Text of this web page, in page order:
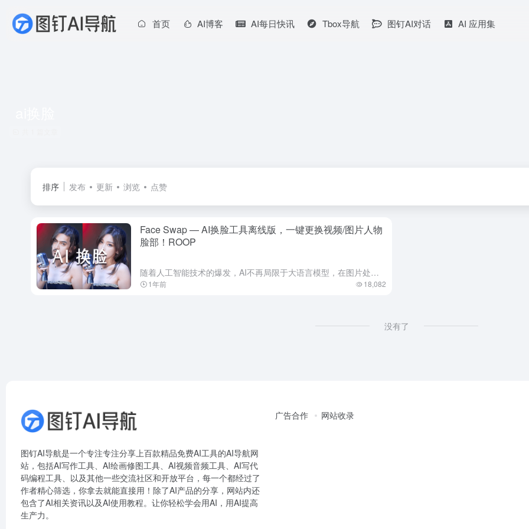
首页 AI博客 AI每日快讯 Tbox导航 图钉AI对话 AI 应用集
排序 发布 更新 浏览 点赞
Face Swap — AI换脸工具离线版，一键更换视频/图片人物
脸部！ROOP
随着人工智能技术的爆发，AI不再局限于大语言模型，在图片处理方面也有非常大的进步，其中AI换脸也是大家一直比较感兴趣的，但这个技术的应用一直有很大的争议。 本质上AI换脸技术（Faceswap）是一个...
1年前 18,082
没有了
图钉AI导航是一个专注专注分享上百款精品免费AI工具的AI导航网
站，包括AI写作工具、AI绘画修图工具、AI视频音频工具、AI写代
码编程工具、以及其他一些交流社区和开放平台，每一个都经过了
作者精心筛选，你拿去就能直接用！除了AI产品的分享，网站内还
包含了AI相关资讯以及AI使用教程。让你轻松学会用AI，用AI提高
生产力。
广告合作 网站收录